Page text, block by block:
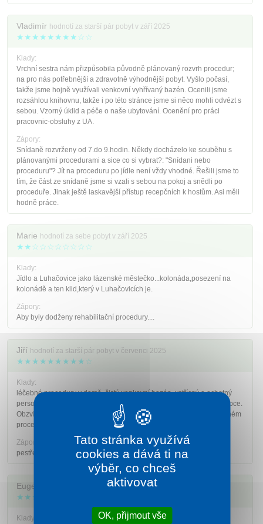
Vladimír hodnotí za starší pár pobyt v září 2025
★★★★★★★★☆☆
Klady:
Vrchní sestra nám přizpůsobila původně plánovaný rozvrh procedur;
na pro nás potřebnější a zdravotně výhodnější pobyt. Vyšlo počasí,
takže jsme hojně využívali venkovní vyhřívaný bazén. Ocenili jsme
rozsáhlou knihovnu, takže i po této stránce jsme si něco mohli odvézt s
sebou. Vzorný úklid a péče o naše ubytování. Ocenění pro práci
pracovnic-obsluhy z UA.
Zápory:
Snídaně rozvrženy od 7.do 9.hodin. Někdy docházelo ke souběhu s
plánovanými procedurami a sice co si vybrat?: "Snídani nebo
proceduru"? Jít na proceduru po jídle není vždy vhodné. Řešili jsme to
tím, že část ze snídaně jsme si vzali s sebou na pokoj a snědli po
proceduře. Jinak ještě laskavější přístup recepčních k hostům. Asi měli
hodně práce.
Marie hodnotí za sebe pobyt v září 2025
★★☆☆☆☆☆☆☆☆
Klady:
Jídlo a Luhačovice jako lázenské městečko...kolonáda,posezení na
kolonádě a ten klid,který v Luhačovicích je.
Zápory:
Aby byly dodženy rehabilitační procedury....
Jiří hodnotí za starší pár pobyt v červenci 2025
★★★★★★★★★☆
Klady:
léčebné procedury v domě, čistý venkovní bazén, vstřícný a ochotný
personál, klidné lázeňské prostředí, celodenní (24 h.) obsluhu recepce.
Obzvláště ceníme vlastní prameny - Viola a Marie, užívané v léčebném
procesu.
Zápory:
pestřejší stravu
Eugenie hodnotí za starší pár pobyt v červnu 2025
★★★★★★★☆☆☆
Klady:
Tato stránka využívá
cookies a dává ti na
výběr, co chceš
aktivovat
OK, přijmout vše